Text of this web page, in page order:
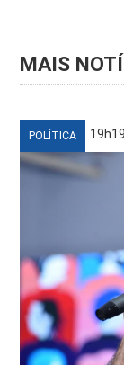
MAIS
POLÍTICA